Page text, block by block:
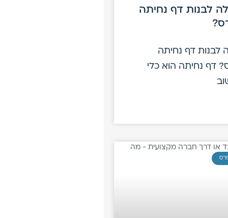
לבנות דף נחיתה
לבנות דף נחיתה
דף נחיתה הוא כלי